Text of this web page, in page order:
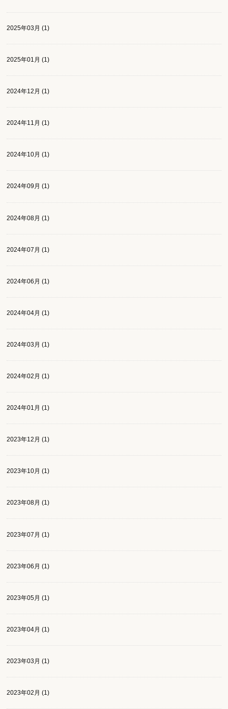
2025年03月 (1)
2025年01月 (1)
2024年12月 (1)
2024年11月 (1)
2024年10月 (1)
2024年09月 (1)
2024年08月 (1)
2024年07月 (1)
2024年06月 (1)
2024年04月 (1)
2024年03月 (1)
2024年02月 (1)
2024年01月 (1)
2023年12月 (1)
2023年10月 (1)
2023年08月 (1)
2023年07月 (1)
2023年06月 (1)
2023年05月 (1)
2023年04月 (1)
2023年03月 (1)
2023年02月 (1)